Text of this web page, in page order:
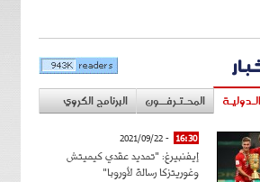
المحـتـرفــون البرنامج الكروي
16:30
- 2021/09/22
إيفنبيرغ: "تمديد عقدي كيميتش
وغوريتزكا رسالة لأوروبا"